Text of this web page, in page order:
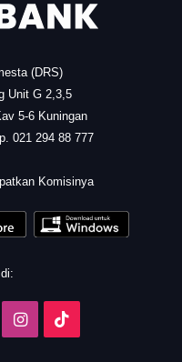
(DRS)
Unit G 2,3,5
5-6 Kuningan
021 294 88 777
Komisinya
Instagram